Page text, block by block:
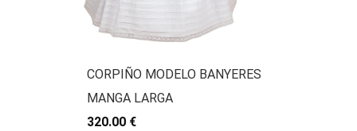
CORPIÑO MODELO BANYERES
MANGA LARGA
320.00 €